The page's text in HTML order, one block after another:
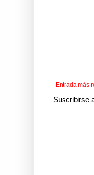
Entrada más
Suscribirse